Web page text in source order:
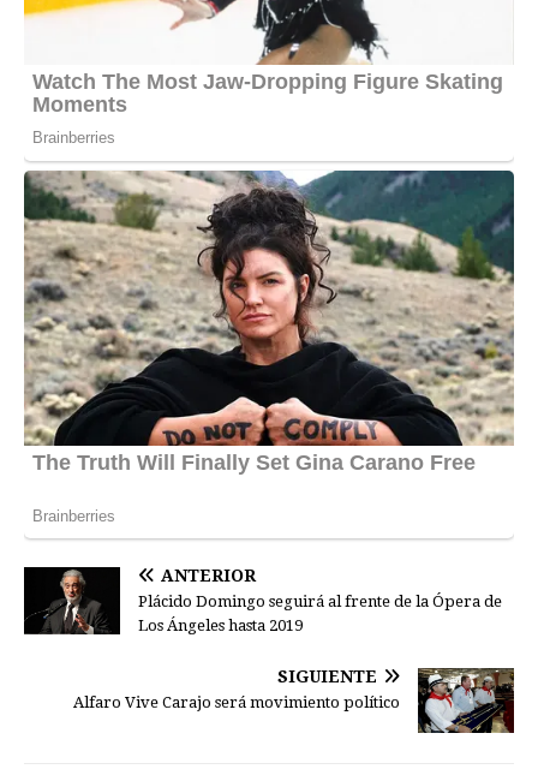
ANTERIOR
Plácido Domingo seguirá al frente de la Ópera de
Los Ángeles hasta 2019
SIGUIENTE
Alfaro Vive Carajo será movimiento político